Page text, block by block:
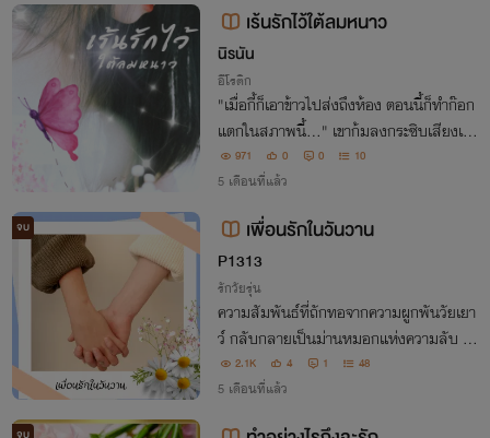
เร้นรักไว้ใต้ลมหนาว
นิรนัน
อีโรติก
"เมื่อกี้ก็เอาข้าวไปส่งถึงห้อง ตอนนี้ก็ทำก๊อก
แตกในสภาพนี้..." เขาก้มลงกระซิบเสียงเย็
นชา "ลงทุนขนาดนี้...คิดจะรื้อฟื้นความหลัง
หรือไง?"
971 0 0 10
5 เดือนที่แล้ว
จบ เพื่อนรักในวันวาน
P1313
รักวัยรุ่น
ความสัมพันธ์ที่ถักทอจากความผูกพันวัยเยา
ว์ กลับกลายเป็นม่านหมอกแห่งความลับ รัก
สามเส้าที่แสนเจ็บปวด และความเข้าใจผิดที่
ทำให้หัวใจแตกสลาย เมื่อเธอจากไปพร้อมชี
2.1K 4 1 48
5 เดือนที่แล้ว